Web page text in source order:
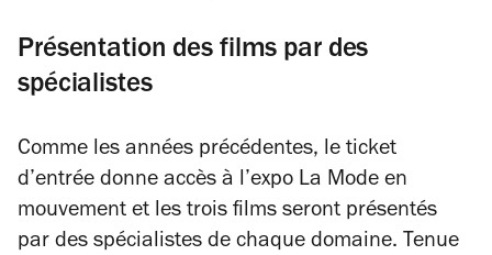
Présentation des films par des
spécialistes
Comme les années précédentes, le ticket
d’entrée donne accès à l’expo La Mode en
mouvement et les trois films seront présentés
par des spécialistes de chaque domaine. Tenue